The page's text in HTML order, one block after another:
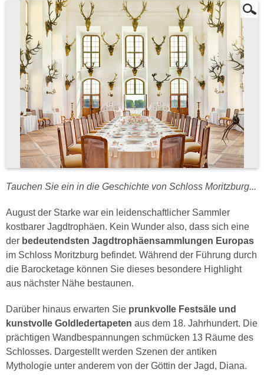
Tauchen Sie ein in die Geschichte von Schloss Moritzburg...
August der Starke war ein leidenschaftlicher Sammler
kostbarer Jagdtrophäen. Kein Wunder also, dass sich eine
der bedeutendsten Jagdtrophäensammlungen Europas
im Schloss Moritzburg befindet. Während der Führung durch
die Barocketage können Sie dieses besondere Highlight
aus nächster Nähe bestaunen.
Darüber hinaus erwarten Sie prunkvolle Festsäle und
kunstvolle Goldledertapeten aus dem 18. Jahrhundert. Die
prächtigen Wandbespannungen schmücken 13 Räume des
Schlosses. Dargestellt werden Szenen der antiken
Mythologie unter anderem von der Göttin der Jagd, Diana.